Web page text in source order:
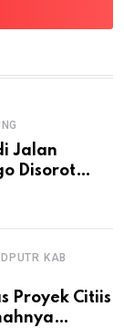
Jalan
Disorot
Papan
DPUTR KAB
Proyek Citiis